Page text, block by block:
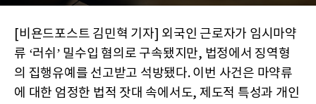
[비욘드포스트 김민혁 기자] 외국인 근로자가 임시마약
류 ‘러쉬’ 밀수입 혐의로 구속됐지만, 법정에서 징역형
의 집행유예를 선고받고 석방됐다. 이번 사건은 마약류
에 대한 엄정한 법적 잣대 속에서도, 제도적 특성과 개인